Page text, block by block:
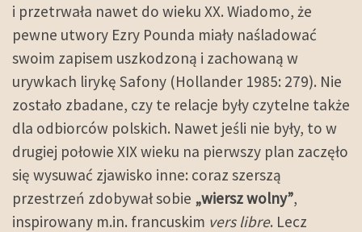
i przetrwała nawet do wieku XX. Wiadomo, że
pewne utwory Ezry Pounda miały naśladować
swoim zapisem uszkodzoną i zachowaną w
urywkach lirykę Safony (Hollander 1985: 279). Nie
zostało zbadane, czy te relacje były czytelne także
dla odbiorców polskich. Nawet jeśli nie były, to w
drugiej połowie XIX wieku na pierwszy plan zaczęło
się wysuwać zjawisko inne: coraz szerszą
przestrzeń zdobywał sobie „wiersz wolny”,
inspirowany m.in. francuskim vers libre. Lecz